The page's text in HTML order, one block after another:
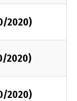
2020)
2020)
2020)